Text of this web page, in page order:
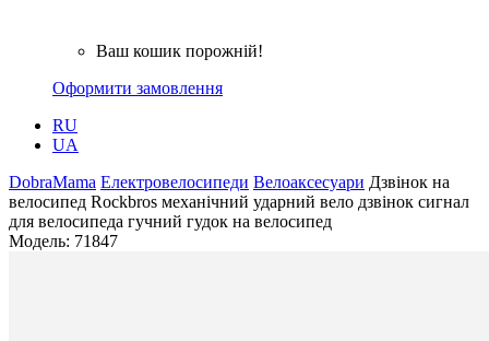
Ваш кошик порожній!
Оформити замовлення
RU
UA
DobraMama Електровелосипеди Велоаксесуари Дзвінок на
велосипед Rockbros механічний ударний вело дзвінок сигнал
для велосипеда гучний гудок на велосипед
Модель: 71847